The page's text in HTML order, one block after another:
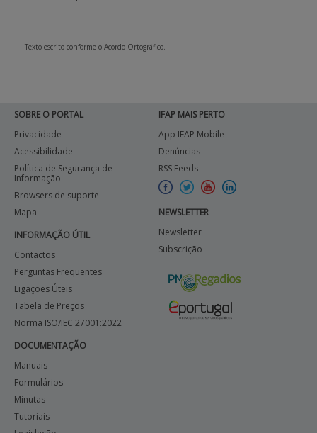
Texto escrito conforme o Acordo Ortográfico.
SOBRE O PORTAL
Privacidade
Acessibilidade
Política de Segurança de
Informação
Browsers de suporte
Mapa
INFORMAÇÃO ÚTIL
Contactos
Perguntas Frequentes
Ligações Úteis
Tabela de Preços
Norma ISO/IEC 27001:2022
DOCUMENTAÇÃO
Manuais
Formulários
Minutas
Tutoriais
IFAP MAIS PERTO
App IFAP Mobile
Denúncias
RSS Feeds
NEWSLETTER
Newsletter
Subscrição